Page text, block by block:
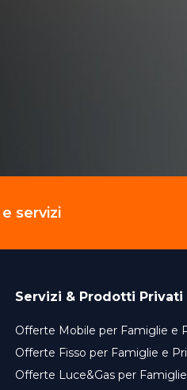
servizi
Servizi & Prodotti Privati
Offerte Mobile per Famiglie e
Offerte Fisso per Famiglie e
Offerte Luce&Gas per